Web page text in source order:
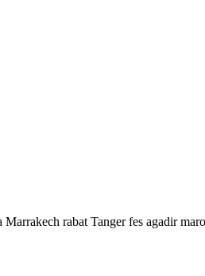
rabat Tanger fes agadir